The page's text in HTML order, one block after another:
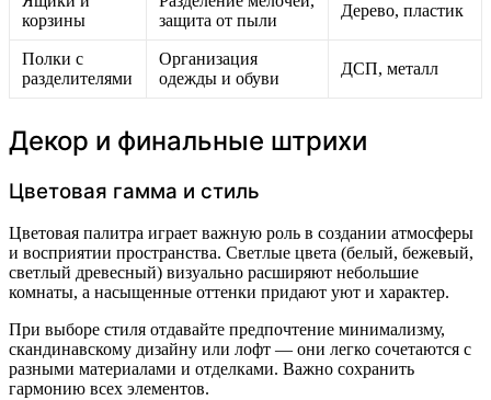
корзины
защита от пыли
Дерево, пластик
Полки с
разделителями
Организация
одежды и обуви
ДСП, металл
Декор и финальные штрихи
Цветовая гамма и стиль
Цветовая палитра играет важную роль в создании атмосферы
и восприятии пространства. Светлые цвета (белый, бежевый,
светлый древесный) визуально расширяют небольшие
комнаты, а насыщенные оттенки придают уют и характер.
При выборе стиля отдавайте предпочтение минимализму,
скандинавскому дизайну или лофт — они легко сочетаются с
разными материалами и отделками. Важно сохранить
гармонию всех элементов.